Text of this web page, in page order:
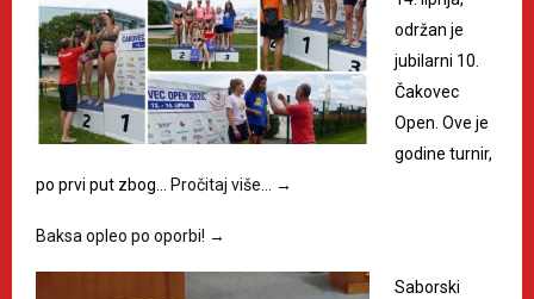
održan je
jubilarni 10.
Čakovec
Open. Ove je
godine turnir,
po prvi put zbog… Pročitaj više… →
Baksa opleo po oporbi! →
Saborski